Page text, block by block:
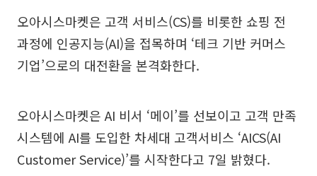
오아시스마켓은 고객 서비스(CS)를 비롯한 쇼핑 전
과정에 인공지능(AI)을 접목하며 ‘테크 기반 커머스
기업’으로의 대전환을 본격화한다.
오아시스마켓은 AI 비서 ‘메이’를 선보이고 고객 만족
시스템에 AI를 도입한 차세대 고객서비스 ‘AICS(AI
Customer Service)’를 시작한다고 7일 밝혔다.